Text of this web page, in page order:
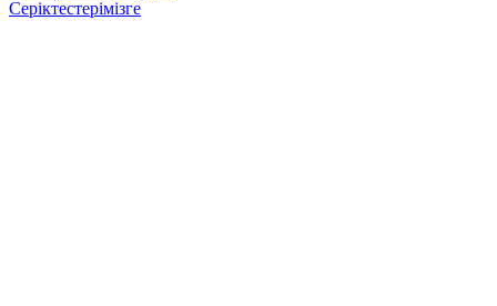
Серіктестерімізге